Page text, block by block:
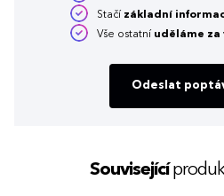
Stačí základní
Vše ostatní uděláme za
Odeslat
Související